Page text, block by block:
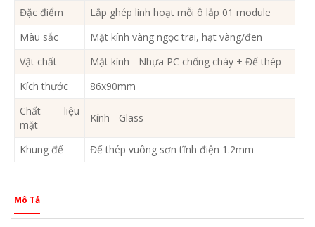
Đặc điểm
Lắp ghép linh hoạt mỗi ô lắp 01 module
Màu sắc
Mặt kính vàng ngọc trai, hạt vàng/đen
Vật chất
Mặt kính - Nhựa PC chống cháy + Đế thép
Kích thước
86x90mm
Chất liệu
mặt
Kính - Glass
Khung đế Đế thép vuông sơn tĩnh điện 1.2mm
Mô Tả